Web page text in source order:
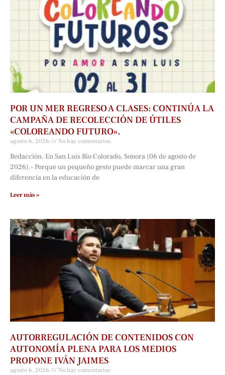
POR UN MER REGRESO A CLASES: CONTINÚA LA
CAMPAÑA DE RECOLECCIÓN DE ÚTILES
«COLOREANDO FUTURO».
agosto 6, 2026 No hay comentarios
Redacción. En San Luis Río Colorado, Sonora (06 de agosto de
2026).- Porque un pequeño gesto puede marcar una gran
diferencia en la educación de
Leer más »
AUTORREGULACIÓN DE CONTENIDOS CON
AUTONOMÍA PLENA PARA LOS MEDIOS
PROPONE IVÁN JAIMES
agosto 6, 2026 No hay comentarios